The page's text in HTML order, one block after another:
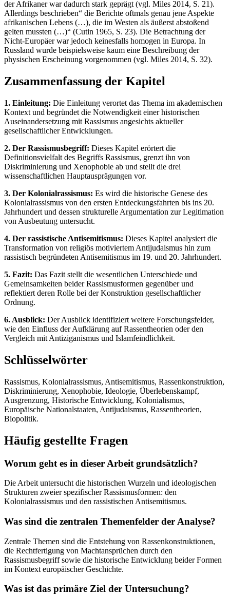
der Afrikaner war dadurch stark geprägt (vgl. Miles 2014, S. 21).
Allerdings beschrieben“ die Berichte oftmals genau jene Aspekte
afrikanischen Lebens (…), die im Westen als äußerst abstoßend
gelten mussten (…)“ (Cutin 1965, S. 23). Die Betrachtung der
Nicht-Europäer war jedoch keinesfalls homogen in Europa. In
Russland wurde beispielsweise kaum eine Beschreibung der
physischen Erscheinung vorgenommen (vgl. Miles 2014, S. 32).
Zusammenfassung der Kapitel
1. Einleitung: Die Einleitung verortet das Thema im akademischen
Kontext und begründet die Notwendigkeit einer historischen
Auseinandersetzung mit Rassismus angesichts aktueller
gesellschaftlicher Entwicklungen.
2. Der Rassismusbegriff: Dieses Kapitel erörtert die
Definitionsvielfalt des Begriffs Rassismus, grenzt ihn von
Diskriminierung und Xenophobie ab und stellt die drei
wissenschaftlichen Hauptausprägungen vor.
3. Der Kolonialrassismus: Es wird die historische Genese des
Kolonialrassismus von den ersten Entdeckungsfahrten bis ins 20.
Jahrhundert und dessen strukturelle Argumentation zur Legitimation
von Ausbeutung untersucht.
4. Der rassistische Antisemitismus: Dieses Kapitel analysiert die
Transformation von religiös motiviertem Antijudaismus hin zum
rassistisch begründeten Antisemitismus im 19. und 20. Jahrhundert.
5. Fazit: Das Fazit stellt die wesentlichen Unterschiede und
Gemeinsamkeiten beider Rassismusformen gegenüber und
reflektiert deren Rolle bei der Konstruktion gesellschaftlicher
Ordnung.
6. Ausblick: Der Ausblick identifiziert weitere Forschungsfelder,
wie den Einfluss der Aufklärung auf Rassentheorien oder den
Vergleich mit Antiziganismus und Islamfeindlichkeit.
Schlüsselwörter
Rassismus, Kolonialrassismus, Antisemitismus, Rassenkonstruktion,
Diskriminierung, Xenophobie, Ideologie, Überlebenskampf,
Ausgrenzung, Historische Entwicklung, Kolonialismus,
Europäische Nationalstaaten, Antijudaismus, Rassentheorien,
Biopolitik.
Häufig gestellte Fragen
Worum geht es in dieser Arbeit grundsätzlich?
Die Arbeit untersucht die historischen Wurzeln und ideologischen
Strukturen zweier spezifischer Rassismusformen: den
Kolonialrassismus und den rassistischen Antisemitismus.
Was sind die zentralen Themenfelder der Analyse?
Zentrale Themen sind die Entstehung von Rassenkonstruktionen,
die Rechtfertigung von Machtansprüchen durch den
Rassismusbegriff sowie die historische Entwicklung beider Formen
im Kontext europäischer Geschichte.
Was ist das primäre Ziel der Untersuchung?